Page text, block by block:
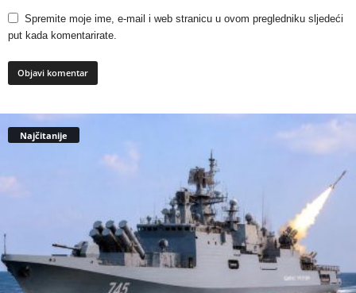
Spremite moje ime, e-mail i web stranicu u ovom pregledniku sljedeći
put kada komentarirate.
Najčitanije